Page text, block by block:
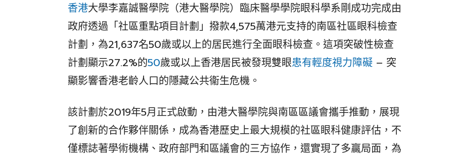
香港大學李嘉誠醫學院（港大醫學院）臨床醫學學院眼科學系剛成功完成由
政府透過「社區重點項目計劃」撥款4,575萬港元支持的南區社區眼科檢查
計劃，為21,637名50歲或以上的居民進行全面眼科檢查。這項突破性檢查
計劃顯示27.2%的50歲或以上香港居民被發現雙眼患有輕度視力障礙 – 突
顯影響香港老齡人口的隱藏公共衞生危機。
該計劃於2019年5月正式啟動，由港大醫學院與南區區議會攜手推動，展現
了創新的合作夥伴關係，成為香港歷史上最大規模的社區眼科健康評估，不
僅標誌著學術機構、政府部門和區議會的三方協作，還實現了多贏局面，為